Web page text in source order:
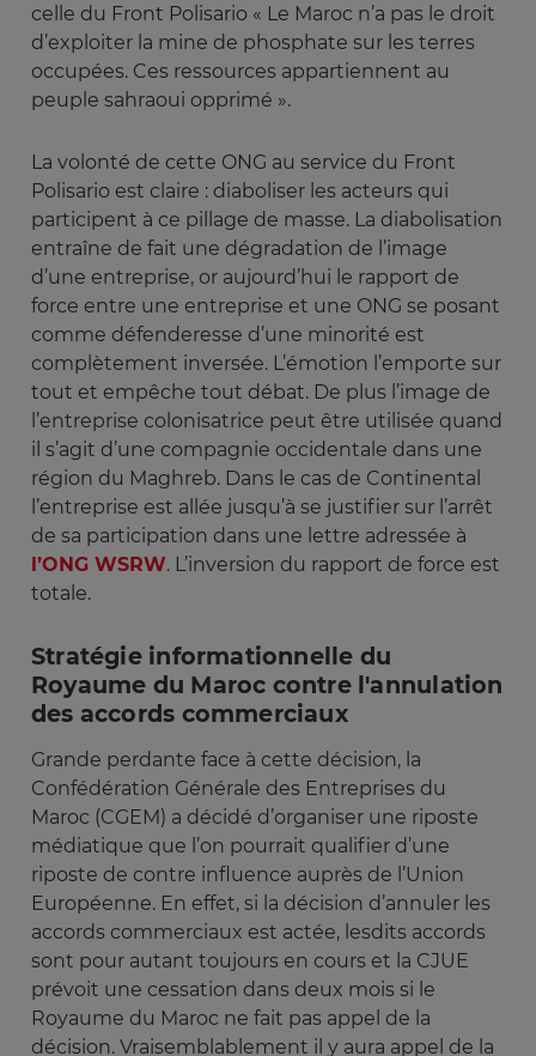
celle du Front Polisario « Le Maroc n’a pas le droit
d’exploiter la mine de phosphate sur les terres
occupées. Ces ressources appartiennent au
peuple sahraoui opprimé ».
La volonté de cette ONG au service du Front
Polisario est claire : diaboliser les acteurs qui
participent à ce pillage de masse. La diabolisation
entraîne de fait une dégradation de l’image
d’une entreprise, or aujourd’hui le rapport de
force entre une entreprise et une ONG se posant
comme défenderesse d’une minorité est
complètement inversée. L’émotion l’emporte sur
tout et empêche tout débat. De plus l’image de
l’entreprise colonisatrice peut être utilisée quand
il s’agit d’une compagnie occidentale dans une
région du Maghreb. Dans le cas de Continental
l’entreprise est allée jusqu’à se justifier sur l’arrêt
de sa participation dans une lettre adressée à
l’ONG WSRW. L’inversion du rapport de force est
totale.
Stratégie informationnelle du
Royaume du Maroc contre l'annulation
des accords commerciaux
Grande perdante face à cette décision, la
Confédération Générale des Entreprises du
Maroc (CGEM) a décidé d’organiser une riposte
médiatique que l’on pourrait qualifier d’une
riposte de contre influence auprès de l’Union
Européenne. En effet, si la décision d’annuler les
accords commerciaux est actée, lesdits accords
sont pour autant toujours en cours et la CJUE
prévoit une cessation dans deux mois si le
Royaume du Maroc ne fait pas appel de la
décision. Vraisemblablement il y aura appel de la